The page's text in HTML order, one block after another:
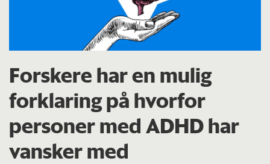
Forskere har en mulig
forklaring på hvorfor
personer med ADHD har
vansker med